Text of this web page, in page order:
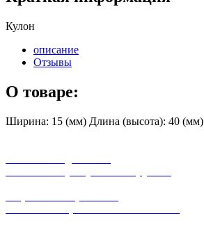
Кулон
описание
Отзывы
О товаре:
Ширина: 15 (мм) Длина (высота): 40 (мм)